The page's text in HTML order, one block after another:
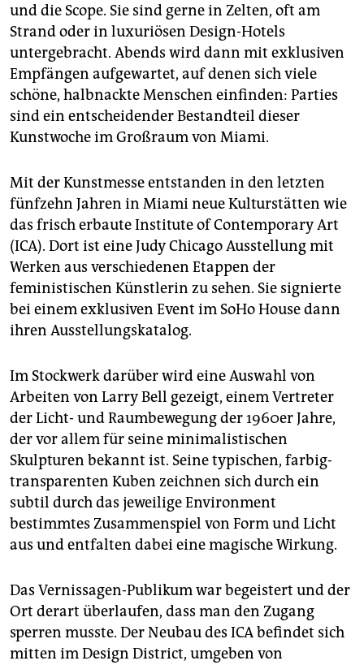
und die Scope. Sie sind gerne in Zelten, oft am
Strand oder in luxuriösen Design-Hotels
untergebracht. Abends wird dann mit exklusiven
Empfängen aufgewartet, auf denen sich viele
schöne, halbnackte Menschen einfinden: Parties
sind ein entscheidender Bestandteil dieser
Kunstwoche im Großraum von Miami.
Mit der Kunstmesse entstanden in den letzten
fünfzehn Jahren in Miami neue Kulturstätten wie
das frisch erbaute Institute of Contemporary Art
(ICA). Dort ist eine Judy Chicago Ausstellung mit
Werken aus verschiedenen Etappen der
feministischen Künstlerin zu sehen. Sie signierte
bei einem exklusiven Event im SoHo House dann
ihren Ausstellungskatalog.
Im Stockwerk darüber wird eine Auswahl von
Arbeiten von Larry Bell gezeigt, einem Vertreter
der Licht- und Raumbewegung der 1960er Jahre,
der vor allem für seine minimalistischen
Skulpturen bekannt ist. Seine typischen, farbig-
transparenten Kuben zeichnen sich durch ein
subtil durch das jeweilige Environment
bestimmtes Zusammenspiel von Form und Licht
aus und entfalten dabei eine magische Wirkung.
Das Vernissagen-Publikum war begeistert und der
Ort derart überlaufen, dass man den Zugang
sperren musste. Der Neubau des ICA befindet sich
mitten im Design District, umgeben von